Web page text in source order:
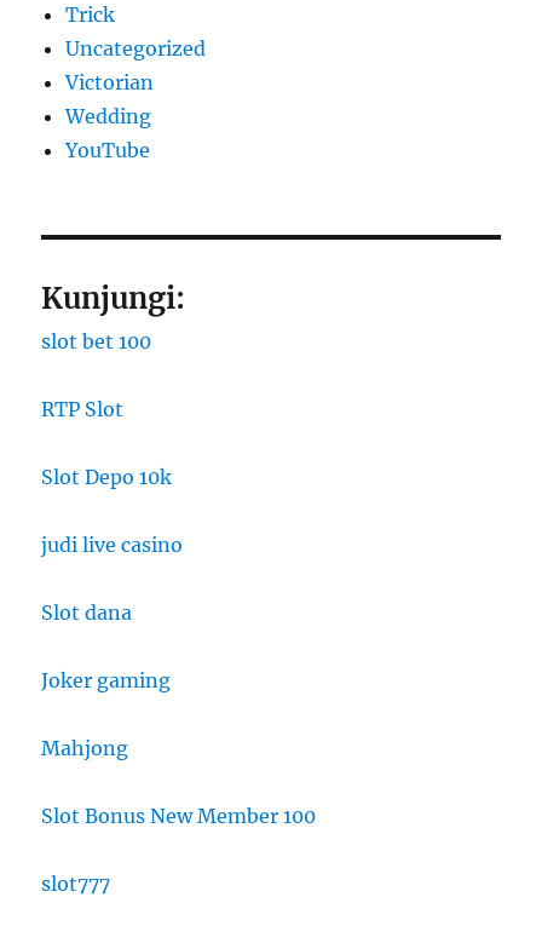
Trick
Uncategorized
Victorian
Wedding
YouTube
Kunjungi:
slot bet 100
RTP Slot
Slot Depo 10k
judi live casino
Slot dana
Joker gaming
Mahjong
Slot Bonus New Member 100
slot777